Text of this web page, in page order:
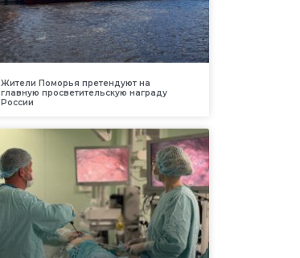
Жители Поморья претендуют на
главную просветительскую награду
России